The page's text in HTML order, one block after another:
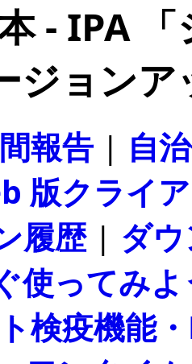
- IPA
ジョンア
報告| 自
版クライ
履歴| ダ
使ってみ
検疫機能